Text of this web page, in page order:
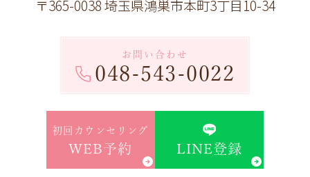
〒365-0038 埼玉県鴻巣市本町3丁目10-34
お問い合わせ
048-543-0022
初回カウンセリング
WEB予約 LINE登録